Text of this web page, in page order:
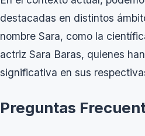
destacadas en distintos
nombre Sara, como la
actriz Sara Baras, quienes
significativa en sus
Preguntas